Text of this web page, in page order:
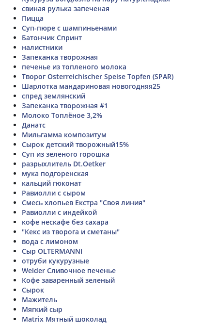
свиная рулька запеченая
Пицца
Суп-пюре с шампиньенами
Батончик Спринт
налистники
Запеканка творожная
печенье из топленого молока
Творог Osterreichischer Speise Topfen (SPAR)
Шарлотка мандариновая новогодняя25
спред землянский
Запеканка творожная #1
Молоко Топлёное 3,2%
Данатс
Мильгамма композитум
Сырок детский творожный15%
Суп из зеленого горошка
разрыхлитель Dt.Oetker
мука подгоренская
кальций гюконат
Равиолли с сыром
Смесь хлопьев Екстра "Своя линия"
Равиолли с индейкой
кофе нескафе без сахара
"Кекс из творога и сметаны"
вода с лимоном
Сыр OLTERMANNI
отруби кукурузные
Weider Сливочное печенье
Кофе заваренный зеленый
Сырок
Мажитель
Мягкий сыр
Matrix Мятный шоколад